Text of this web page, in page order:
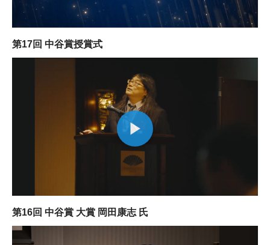
第17回 中谷賞授賞式
第16回 中谷賞 大賞 岡田康志 氏